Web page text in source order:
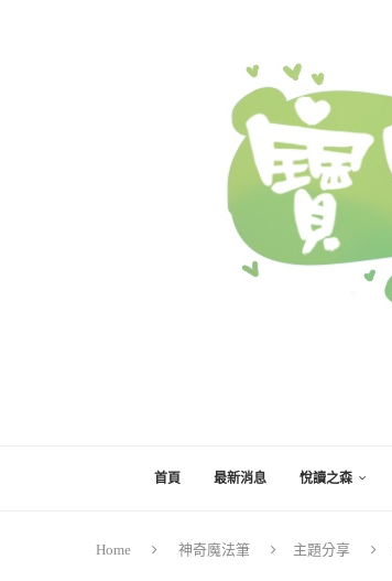
首頁 最新消息 悅讀之森
Home 神奇魔法筆 主題分享